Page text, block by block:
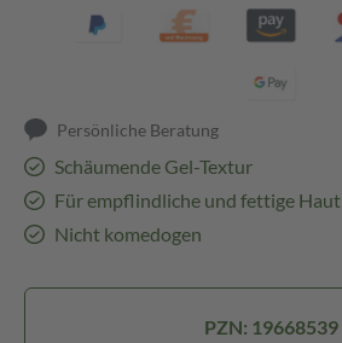
Persönliche Beratung
Schäumende Gel-Textur
Für empflindliche und fettige Haut
Nicht komedogen
PZN: 19668539